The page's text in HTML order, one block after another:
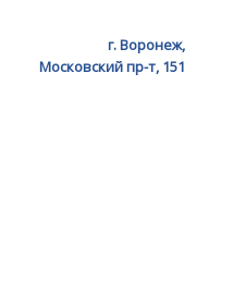
г. Воронеж,
Московский пр-т, 151